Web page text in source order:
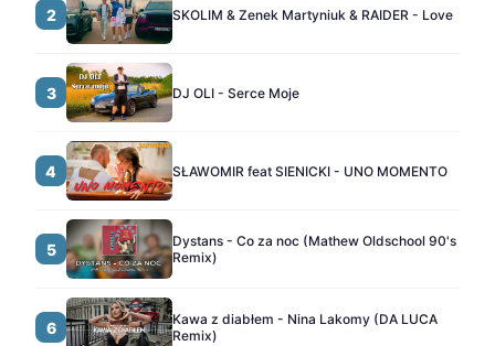
2 SKOLIM & Zenek Martyniuk & RAIDER - Love
3 DJ OLI - Serce Moje
4 SŁAWOMIR feat SIENICKI - UNO MOMENTO
5
Dystans - Co za noc (Mathew Oldschool 90's
Remix)
6
Kawa z diabłem - Nina Lakomy (DA LUCA
Remix)